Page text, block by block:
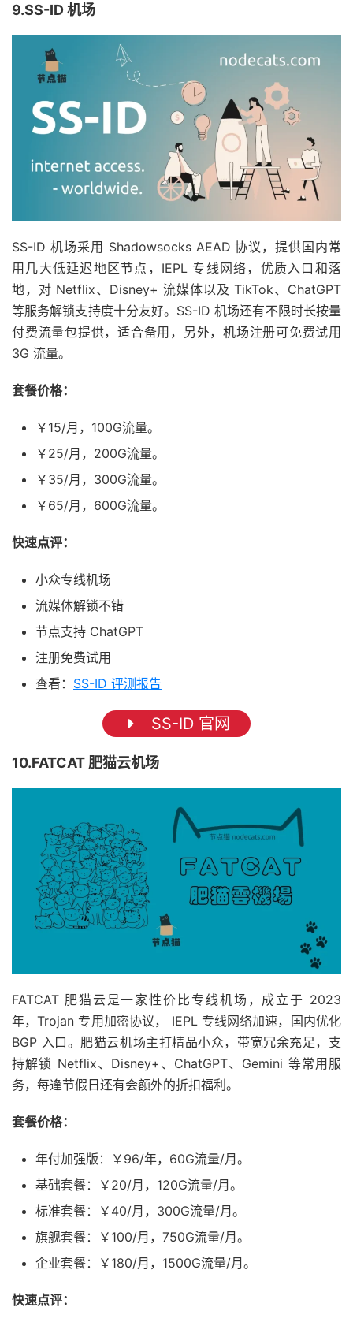
9.SS-ID 机场
SS-ID 机场采用 Shadowsocks AEAD 协议，提供国内常
用几大低延迟地区节点，IEPL 专线网络，优质入口和落
地，对 Netflix、Disney+ 流媒体以及 TikTok、ChatGPT
等服务解锁支持度十分友好。SS-ID 机场还有不限时长按量
付费流量包提供，适合备用，另外，机场注册可免费试用
3G 流量。
套餐价格：
￥15/月，100G流量。
￥25/月，200G流量。
￥35/月，300G流量。
￥65/月，600G流量。
快速点评：
小众专线机场
流媒体解锁不错
节点支持 ChatGPT
注册免费试用
查看： SS-ID 评测报告
SS-ID 官网
10.FATCAT 肥猫云机场
FATCAT 肥猫云是一家性价比专线机场，成立于 2023
年，Trojan 专用加密协议， IEPL 专线网络加速，国内优化
BGP 入口。肥猫云机场主打精品小众，带宽冗余充足，支
持解锁 Netflix、Disney+、ChatGPT、Gemini 等常用服
务，每逢节假日还有会额外的折扣福利。
套餐价格：
年付加强版：￥96/年，60G流量/月。
基础套餐：￥20/月，120G流量/月。
标准套餐：￥40/月，300G流量/月。
旗舰套餐：￥100/月，750G流量/月。
企业套餐：￥180/月，1500G流量/月。
快速点评：